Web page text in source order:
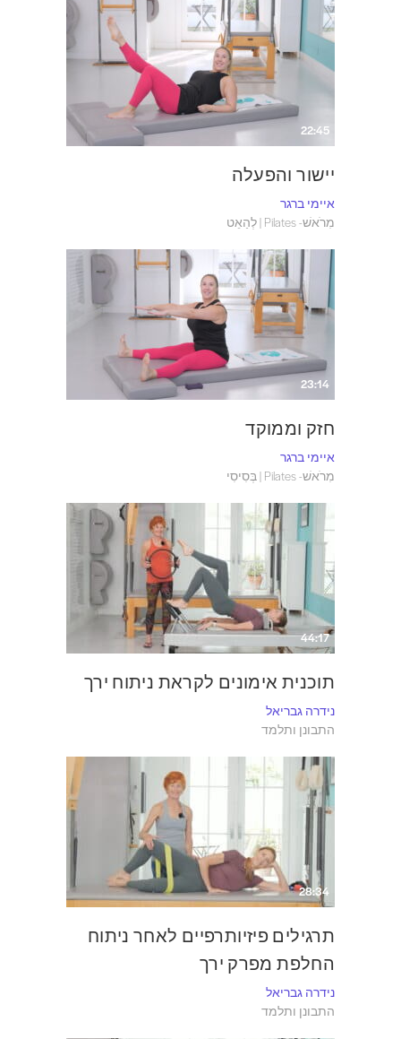
22:45
יישור והפעלה
איימי ברגר
מִרֹאשׁ- Pilates | לְהַאֵט
23:14
חזק וממוקד
איימי ברגר
מִרֹאשׁ- Pilates | בְּסִיסִי
44:17
תוכנית אימונים לקראת ניתוח ירך
נידרה גבריאל
התבונן ותלמד
28:34
תרגילים פיזיותרפיים לאחר ניתוח
החלפת מפרק ירך
נידרה גבריאל
התבונן ותלמד